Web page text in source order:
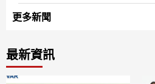
更多新聞
最新資訊